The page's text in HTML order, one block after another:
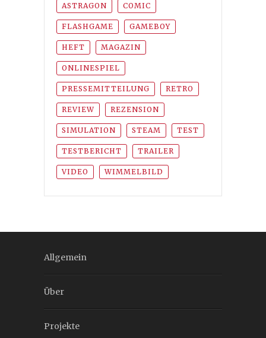
ASTRAGON COMIC
FLASHGAME GAMEBOY
HEFT MAGAZIN
ONLINESPIEL
PRESSEMITTEILUNG RETRO
REVIEW REZENSION
SIMULATION STEAM TEST
TESTBERICHT TRAILER
VIDEO WIMMELBILD
Allgemein
Über
Projekte